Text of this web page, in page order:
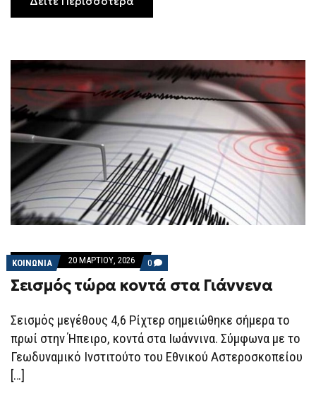
ΚΟΙΝΩΝΙΑ 20 ΜΑΡΤΊΟΥ, 2026 0 COMMENTS
ON
ΣΕΙΣΜΌΣ
ΤΏΡΑ
ΓΙΆΝΝΕΝΑ
Σεισμός τώρα κοντά στα Γιάννενα
Σεισμός μεγέθους 4,6 Ρίχτερ σημειώθηκε σήμερα το
πρωί στην Ήπειρο, κοντά στα Ιωάννινα. Σύμφωνα με το
Γεωδυναμικό Ινστιτούτο του Εθνικού Αστεροσκοπείου
[…]